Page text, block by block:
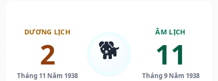
DƯƠNG LỊCH
2
Tháng 11 Năm 1938
🐕
ÂM LỊCH
11
Tháng 9 Năm 1938